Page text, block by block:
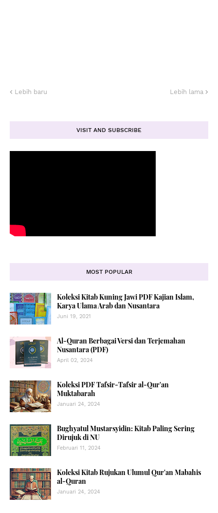
Lebih baru Lebih lama
VISIT AND SUBSCRIBE
MOST POPULAR
Koleksi Kitab Kuning Jawi PDF Kajian Islam,
Karya Ulama Arab dan Nusantara
Juni 19, 2021
Al-Quran Berbagai Versi dan Terjemahan
Nusantara (PDF)
April 02, 2024
Koleksi PDF Tafsir-Tafsir al-Qur'an
Muktabarah
Januari 24, 2024
Bughyatul Mustarsyidin: Kitab Paling Sering
Dirujuk di NU
Februari 11, 2024
Koleksi Kitab Rujukan Ulumul Qur'an Mabahis
al-Quran
Januari 24, 2024